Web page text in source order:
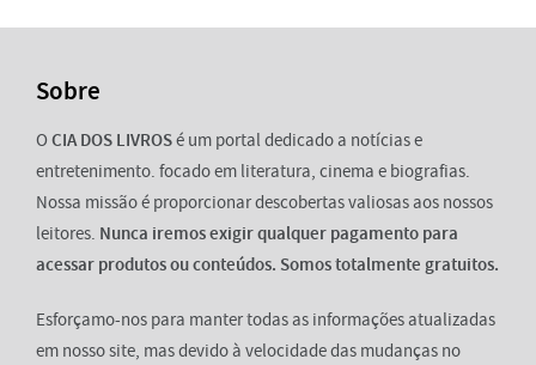
Sobre
OCIA DOS LIVROSé um portal dedicado a notícias e
entretenimento. focado em literatura, cinema e biografias.
Nossa missão é proporcionar descobertas valiosas aos nossos
leitores. Nunca iremos exigir qualquer pagamento para
acessar produtos ou conteúdos. Somos totalmente gratuitos.
Esforçamo-nos para manter todas as informações atualizadas
em nosso site, mas devido à velocidade das mudanças no